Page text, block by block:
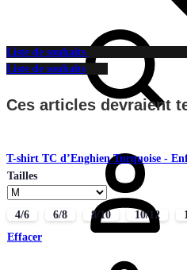
Liste de souhaits
Liste de souhaits
Ces articles devraient
T-shirt TC d’Enghien Turquoise -
Tailles
4/6 6/8 8/10 10/12
Effacer